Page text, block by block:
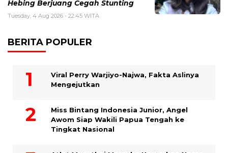
Hebing Berjuang Cegah Stunting
Tuesday, 4 Aug 2026 - 22:45 WITA
BERITA POPULER
Viral Perry Warjiyo-Najwa, Fakta Aslinya
Mengejutkan
Miss Bintang Indonesia Junior, Angel
Awom Siap Wakili Papua Tengah ke
Tingkat Nasional